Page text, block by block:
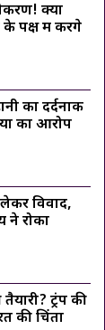
क्या
पक्ष में करेंगे
का दर्दनाक
का आरोप
लेकर विवाद,
ने रोका
ट्रंप की
की चिंता